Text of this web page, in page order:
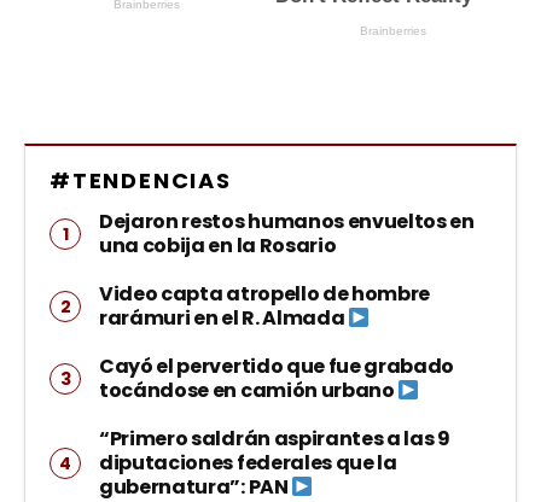
#TENDENCIAS
Dejaron restos humanos envueltos en
una cobija en la Rosario
Video capta atropello de hombre
rarámuri en el R. Almada
Cayó el pervertido que fue grabado
tocándose en camión urbano
“Primero saldrán aspirantes a las 9
diputaciones federales que la
gubernatura”: PAN